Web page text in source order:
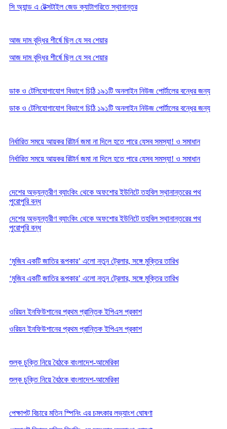
সি অ্যান্ড এ টেক্সটাইল জেড ক্যাটাগরিতে স্থানান্তর
আজ দাম বৃদ্ধির শীর্ষে ছিল যে সব শেয়ার
আজ দাম বৃদ্ধির শীর্ষে ছিল যে সব শেয়ার
ডাক ও টেলিযোগাযোগ বিভাগে চিঠি ১৯১টি অনলাইন নিউজ পোর্টালের বন্ধের জন্য
ডাক ও টেলিযোগাযোগ বিভাগে চিঠি ১৯১টি অনলাইন নিউজ পোর্টালের বন্ধের জন্য
নির্ধারিত সময়ে আয়কর রিটার্ন জমা না দিলে হতে পারে যেসব সমস্যা! ও সমাধান
নির্ধারিত সময়ে আয়কর রিটার্ন জমা না দিলে হতে পারে যেসব সমস্যা! ও সমাধান
দেশের অভ্যন্তরীণ ব্যাংকিং থেকে অফশোর ইউনিটে তহবিল স্থানান্তরের পথ
পুরোপুরি বন্ধ
দেশের অভ্যন্তরীণ ব্যাংকিং থেকে অফশোর ইউনিটে তহবিল স্থানান্তরের পথ
পুরোপুরি বন্ধ
‘মুজিব একটি জাতির রূপকার’ এলো নতুন ট্রেলার, সঙ্গে মুক্তির তারিখ
‘মুজিব একটি জাতির রূপকার’ এলো নতুন ট্রেলার, সঙ্গে মুক্তির তারিখ
ওরিয়ন ইনফিউশানের প্রথম প্রান্তিক ইপিএস প্রকাশ
ওরিয়ন ইনফিউশানের প্রথম প্রান্তিক ইপিএস প্রকাশ
শুল্ক চুক্তি নিয়ে বৈঠকে বাংলাদেশ-আমেরিকা
শুল্ক চুক্তি নিয়ে বৈঠকে বাংলাদেশ-আমেরিকা
পেক্ষাপট বিচারে মতিন স্পিনিং এর চমৎকার লভ্যাংশ ঘোষণা